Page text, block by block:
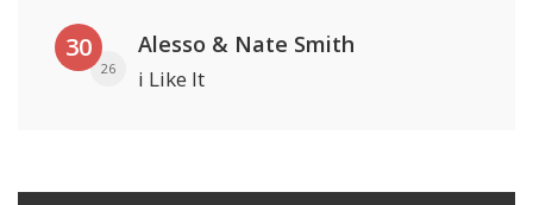
30
26
Alesso & Nate Smith
i Like It